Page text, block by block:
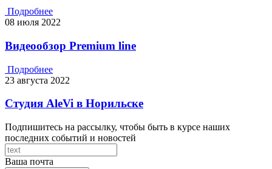
Подробнее
08 июля 2022
Видеообзор Premium line
Подробнее
23 августа 2022
Студия AleVi в Норильске
Подпишитесь на рассылку, чтобы быть в курсе наших
последних событий и новостей
Ваша почта